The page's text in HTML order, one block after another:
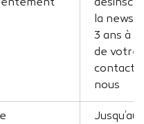
la
3 ans à
de votre
contact
nous